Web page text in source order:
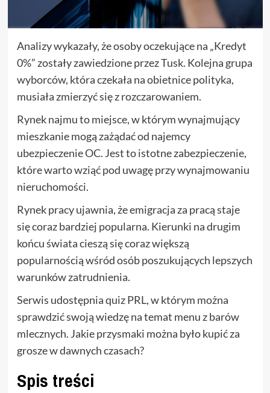
Analizy wykazały, że osoby oczekujące na „Kredyt
0%” zostały zawiedzione przez Tusk. Kolejna grupa
wyborców, która czekała na obietnice polityka,
musiała zmierzyć się z rozczarowaniem.
Rynek najmu to miejsce, w którym wynajmujący
mieszkanie mogą zażądać od najemcy
ubezpieczenie OC. Jest to istotne zabezpieczenie,
które warto wziąć pod uwagę przy wynajmowaniu
nieruchomości.
Rynek pracy ujawnia, że emigracja za pracą staje
się coraz bardziej popularna. Kierunki na drugim
końcu świata cieszą się coraz większą
popularnością wśród osób poszukujących lepszych
warunków zatrudnienia.
Serwis udostępnia quiz PRL, w którym można
sprawdzić swoją wiedzę na temat menu z barów
mlecznych. Jakie przysmaki można było kupić za
grosze w dawnych czasach?
Spis treści